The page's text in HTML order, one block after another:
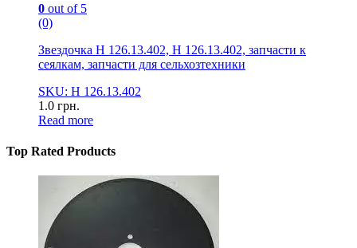
0 out of 5
(0)
Звездочка Н 126.13.402, Н 126.13.402, запчасти к
сеялкам, запчасти для сельхозтехники
SKU: Н 126.13.402
1.0 грн.
Read more
Top Rated Products